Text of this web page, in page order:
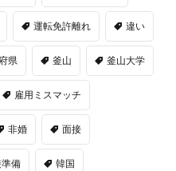
運転免許離れ 違い
県 釜山 釜山大学
雇用ミスマッチ
非婚 面接
備 韓国